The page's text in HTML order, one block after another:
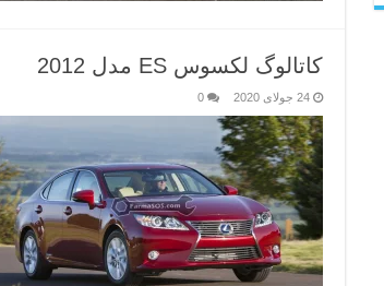
کاتالوگ لکسوس ES مدل 2012
24 جولای 2020 0